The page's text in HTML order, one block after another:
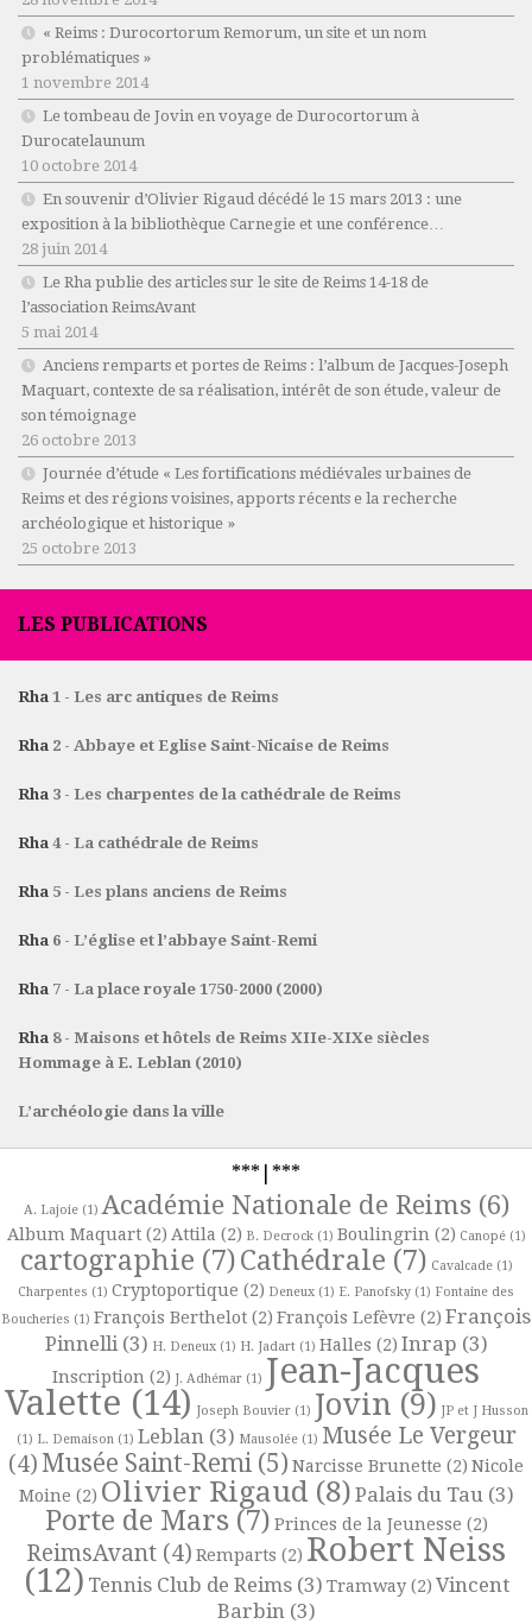
« Reims : Durocortorum Remorum, un site et un nom
problématiques »
1 novembre 2014
Le tombeau de Jovin en voyage de Durocortorum à
Durocatelaunum
10 octobre 2014
En souvenir d’Olivier Rigaud décédé le 15 mars 2013 : une
exposition à la bibliothèque Carnegie et une conférence…
28 juin 2014
Le Rha publie des articles sur le site de Reims 14-18 de
l’association ReimsAvant
5 mai 2014
Anciens remparts et portes de Reims : l’album de Jacques-Joseph
Maquart, contexte de sa réalisation, intérêt de son étude, valeur de
son témoignage
26 octobre 2013
Journée d’étude « Les fortifications médiévales urbaines de
Reims et des régions voisines, apports récents e la recherche
archéologique et historique »
25 octobre 2013
LES PUBLICATIONS
Rha 1 - Les arc antiques de Reims
Rha 2 - Abbaye et Eglise Saint-Nicaise de Reims
Rha 3 - Les charpentes de la cathédrale de Reims
Rha 4 - La cathédrale de Reims
Rha 5 - Les plans anciens de Reims
Rha 6 - L’église et l’abbaye Saint-Remi
Rha 7 - La place royale 1750-2000 (2000)
Rha 8 - Maisons et hôtels de Reims XIIe-XIXe siècles
Hommage à E. Leblan (2010)
L’archéologie dans la ville
***|***
A. Lajoie(1) Académie Nationale de Reims (6)
Album Maquart(2) Attila (2) B. Decrock(1) Boulingrin (2) Canopé(1)
cartographie (7)Cathédrale (7) Cavalcade(1)
Charpentes (1) Cryptoportique (2) Deneux (1) E. Panofsky (1) Fontaine des
Boucheries (1) François Berthelot (2) François Lefèvre (2) François
Pinnelli (3) H. Deneux(1) H. Jadart(1) Halles (2) Inrap (3)
Inscription (2) J. Adhémar (1) Jean-Jacques
Valette (14) Joseph Bouvier(1) Jovin (9) JP et J Husson
(1) L. Demaison (1) Leblan (3) Mausolée(1) Musée Le Vergeur
(4) Musée Saint-Remi (5) Narcisse Brunette (2) Nicole
Moine (2) Olivier Rigaud (8) Palais du Tau (3)
Porte de Mars(7) Princes de la Jeunesse (2)
ReimsAvant (4) Remparts (2) Robert Neiss
(12) Tennis Club de Reims(3) Tramway(2) Vincent
Barbin (3)